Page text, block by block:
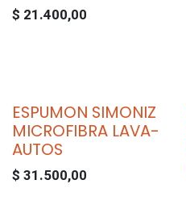
$ 21.400,00
ESPUMON SIMONIZ
MICROFIBRA LAVA-
AUTOS
$ 31.500,00